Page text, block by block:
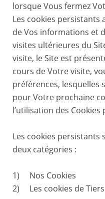
lorsque Vous fermez
Les cookies persistants
de Vos informations et
visites ultérieures du
visite, le Site est
cours de Votre visite,
préférences, lesquelles
pour Votre prochaine
l’utilisation des Cookies
Les cookies persistants
deux catégories :
1) Nos Cookies
2) Les cookies de Tiers